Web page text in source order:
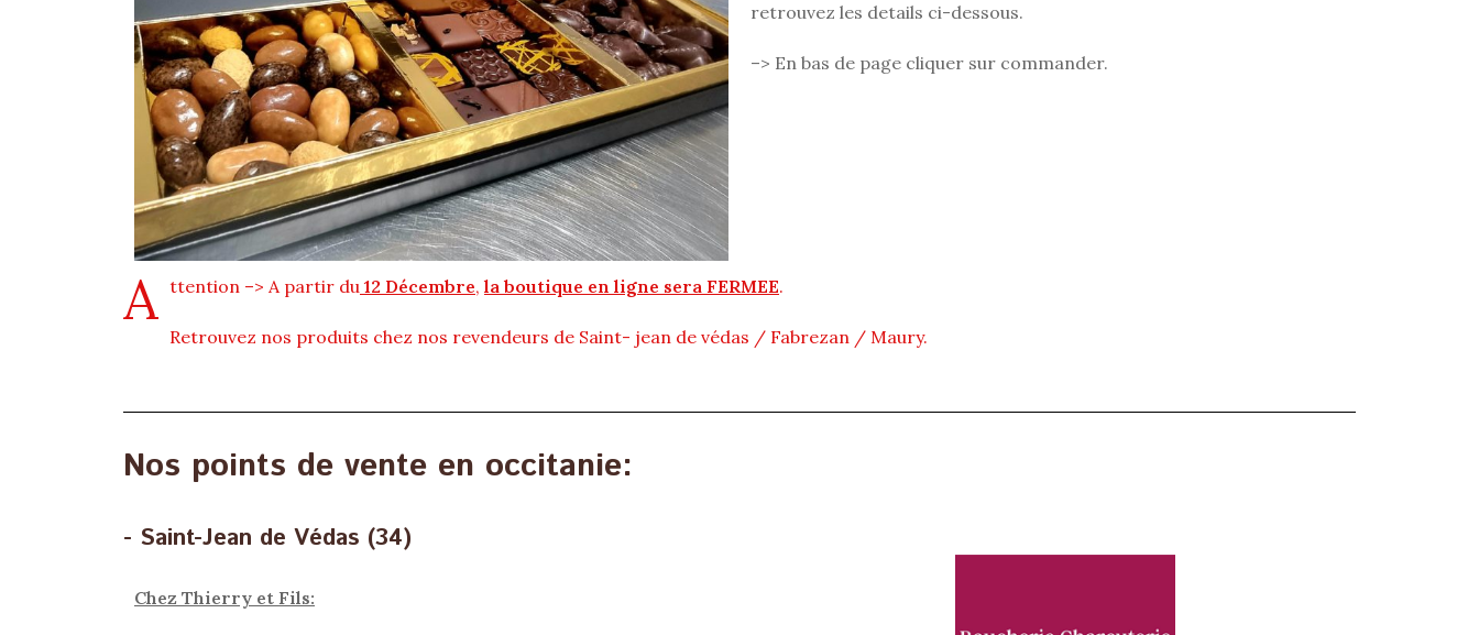
retrouvez les details ci-dessous.
–> En bas de page cliquer sur commander.
A ttention –> A partir du 12 Décembre, la boutique en ligne sera FERMEE.
Retrouvez nos produits chez nos revendeurs de Saint- jean de védas / Fabrezan / Maury.
Nos points de vente en occitanie:
- Saint-Jean de Védas (34)
Chez Thierry et Fils: